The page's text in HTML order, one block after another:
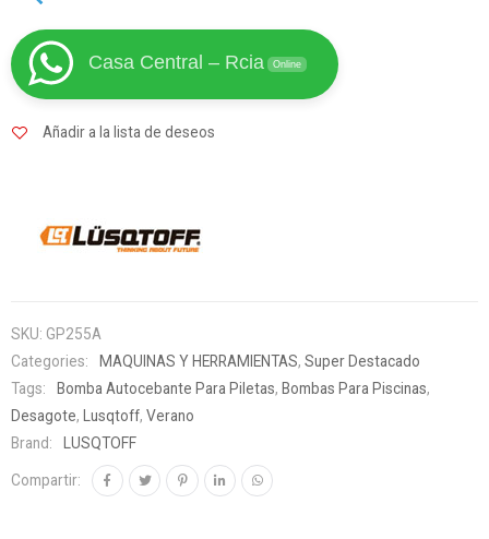
Casa Central – Rcia Online
Añadir a la lista de deseos
SKU: GP255A
Categories:
MAQUINAS Y HERRAMIENTAS, Super Destacado
Tags:
Bomba Autocebante Para Piletas, Bombas Para Piscinas,
Desagote, Lusqtoff, Verano
Brand:
LUSQTOFF
Compartir: